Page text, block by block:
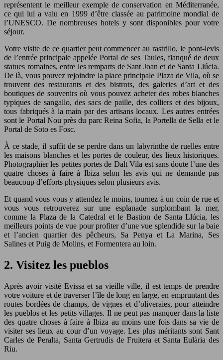
représentent le meilleur exemple de conservation en Méditerranée,
ce qui lui a valu en 1999 d’être classée au patrimoine mondial de
l’UNESCO. De nombreuses hotels y sont disponibles pour votre
séjour.
Votre visite de ce quartier peut commencer au rastrillo, le pont-levis
de l’entrée principale appelée Portal de ses Taules, flanqué de deux
statues romaines, entre les remparts de Sant Joan et de Santa Llúcia.
De là, vous pouvez rejoindre la place principale Plaza de Vila, où se
trouvent des restaurants et des bistrots, des galeries d’art et des
boutiques de souvenirs où vous pouvez acheter des robes blanches
typiques de sangallo, des sacs de paille, des colliers et des bijoux,
tous fabriqués à la main par des artisans locaux. Les autres entrées
sont le Portal Nou près du parc Reina Sofia, la Portella de Sella et le
Portal de Soto es Fosc.
À ce stade, il suffit de se perdre dans un labyrinthe de ruelles entre
les maisons blanches et les portes de couleur, des lieux historiques.
Photographier les petites portes de Dalt Vila est sans doute l’une des
quatre choses à faire à Ibiza selon les avis qui ne demande pas
beaucoup d’efforts physiques selon plusieurs avis.
Et quand vous vous y attendez le moins, tournez à un coin de rue et
vous vous retrouverez sur une esplanade surplombant la mer,
comme la Plaza de la Catedral et le Bastion de Santa Llúcia, les
meilleurs points de vue pour profiter d’une vue splendide sur la baie
et l’ancien quartier des pêcheurs, Sa Penya et La Marina, Ses
Salines et Puig de Molins, et Formentera au loin.
2. Visitez les pueblos
Après avoir visité Evissa et sa vieille ville, il est temps de prendre
votre voiture et de traverser l’île de long en large, en empruntant des
routes bordées de champs, de vignes et d’oliveraies, pour atteindre
les pueblos et les petits villages. Il ne peut pas manquer dans la liste
des quatre choses à faire à Ibiza au moins une fois dans sa vie de
visiter ses lieux au cour d’un voyage. Les plus méritants sont Sant
Carles de Peralta, Santa Gertrudis de Fruitera et Santa Eulària des
Riu.